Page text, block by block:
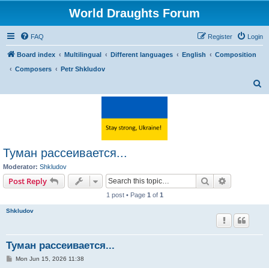
World Draughts Forum
FAQ Login
Register
Board index Multilingual Different languages English
Composition
Composers
Petr Shkludov
Туман рассеивается...
Moderator: Shkludov
Post Reply Search
1 post • Page 1of 1
Shkludov
Туман рассеивается...
PMon Jun 15, 2026 11:38